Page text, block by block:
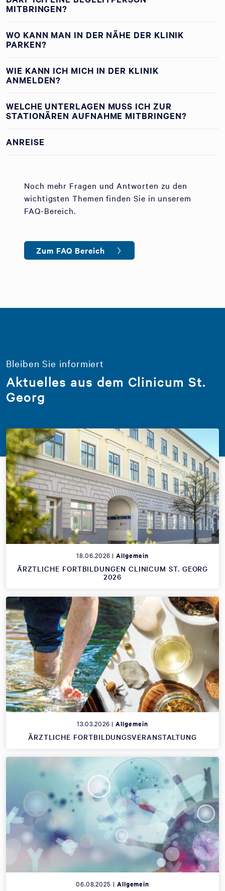
MITBRINGEN?
WO KANN MAN IN DER NÄHE DER KLINIK
PARKEN?
WIE KANN ICH MICH IN DER KLINIK
ANMELDEN?
WELCHE UNTERLAGEN MUSS ICH ZUR
STATIONÄREN AUFNAHME MITBRINGEN?
ANREISE
Noch mehr Fragen und Antworten zu den
wichtigsten Themen finden Sie in unserem
FAQ-Bereich.
Zum FAQ Bereich
Bleiben Sie informiert
Aktuelles aus dem Clinicum St.
Georg
18.06.2026 |Allgemein
ÄRZTLICHE FORTBILDUNGEN CLINICUM ST. GEORG
2026
13.03.2026 |Allgemein
ÄRZTLICHE FORTBILDUNGSVERANSTALTUNG
06.08.2025 | Allgemein